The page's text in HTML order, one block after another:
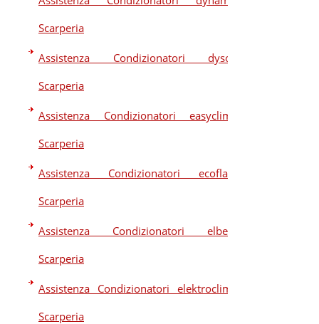
Scarperia
Assistenza Condizionatori dyson
Scarperia
Assistenza Condizionatori easyclima
Scarperia
Assistenza Condizionatori ecoflam
Scarperia
Assistenza Condizionatori elberg
Scarperia
Assistenza Condizionatori elektroclima
Scarperia